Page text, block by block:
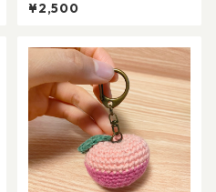
素材使用）
¥2,500